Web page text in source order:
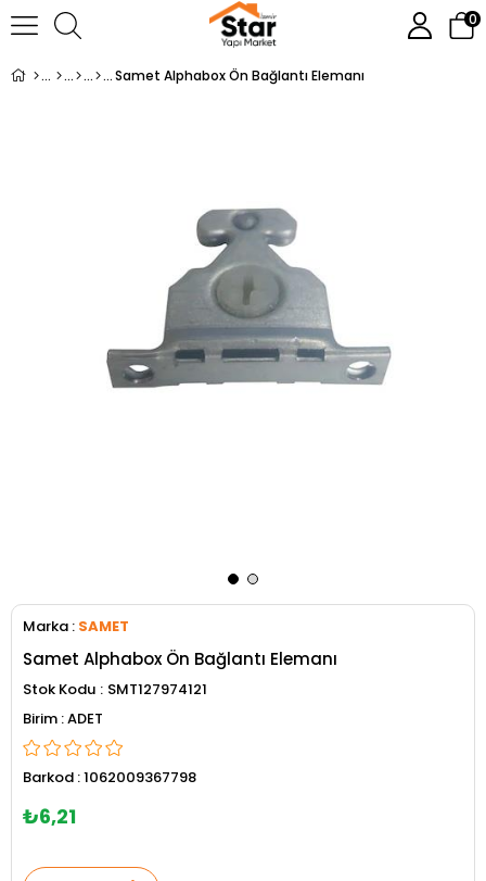
0
Samet Alphabox Ön Bağlantı Elemanı
Marka : SAMET
Samet Alphabox Ön Bağlantı Elemanı
Stok Kodu
SMT127974121
ADET
Barkod :1062009367798
₺6,21